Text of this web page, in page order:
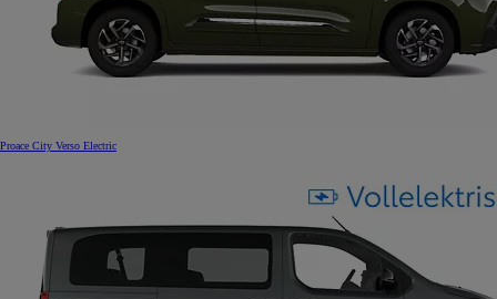
Proace City Verso Electric